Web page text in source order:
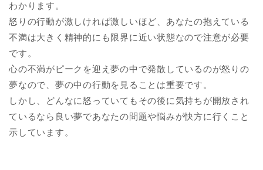
わかります。
怒りの行動が激しければ激しいほど、あなたの抱えている
不満は大きく精神的にも限界に近い状態なので注意が必要
です。
心の不満がピークを迎え夢の中で発散しているのが怒りの
夢なので、夢の中の行動を見ることは重要です。
しかし、どんなに怒っていてもその後に気持ちが開放され
ているなら良い夢であなたの問題や悩みが快方に行くこと
示しています。